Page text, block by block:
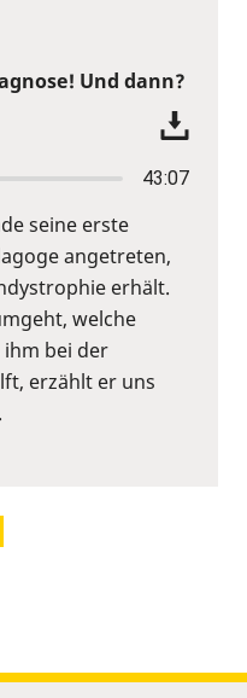
Und dann?
43:07
seine erste
angetreten,
erhält.
welche
ihm bei der
erzählt er uns